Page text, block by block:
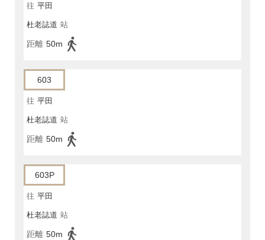
往 平田
杜老誌道 站
距離 50m
603
往 平田
杜老誌道 站
距離 50m
603P
往 平田
杜老誌道 站
距離 50m